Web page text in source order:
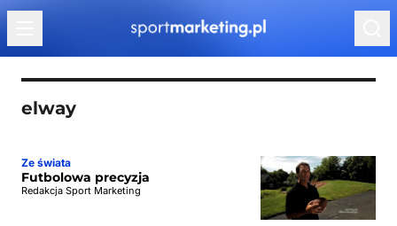
Przejdź do treści
elway
Ze świata
Futbolowa precyzja
Redakcja Sport Marketing